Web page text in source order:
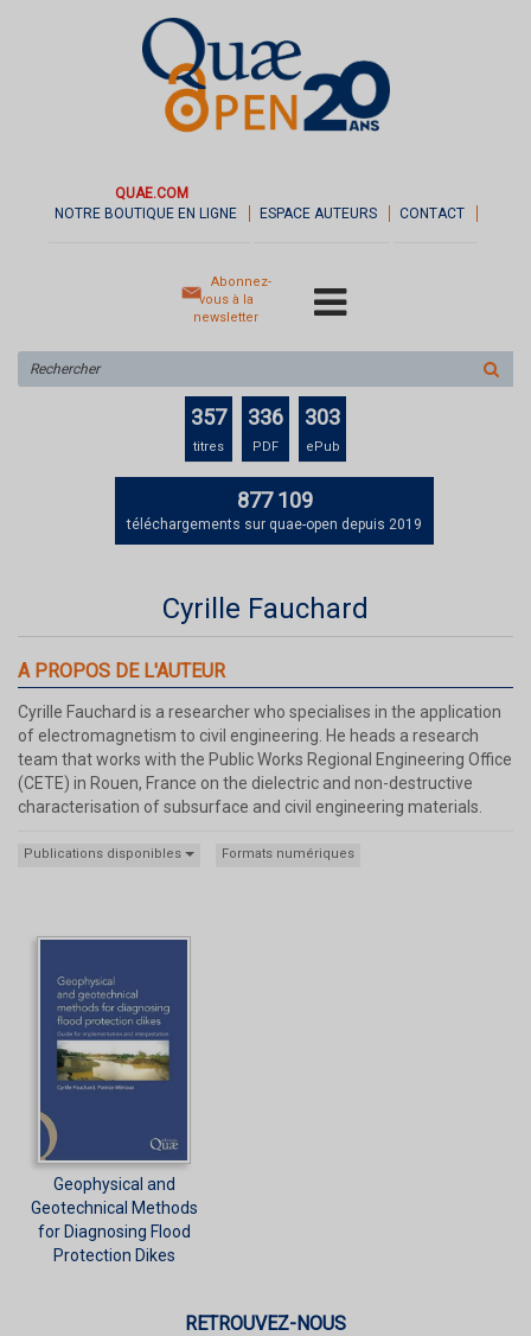
QUAE.COM
NOTRE BOUTIQUE EN LIGNE
ESPACE AUTEURS CONTACT
Abonnez-
vous à la
newsletter
sur
le
357
titres
336
PDF
303
ePub
877 109
téléchargements sur quae-open depuis 2019
Cyrille Fauchard
A PROPOS DE L'AUTEUR
Cyrille Fauchard is a researcher who specialises in the application
of electromagnetism to civil engineering. He heads a research
team that works with the Public Works Regional Engineering Office
(CETE) in Rouen, France on the dielectric and non-destructive
characterisation of subsurface and civil engineering materials.
Publications disponibles Formats numériques
Geophysical and
Geotechnical Methods
for Diagnosing Flood
Protection Dikes
RETROUVEZ-NOUS